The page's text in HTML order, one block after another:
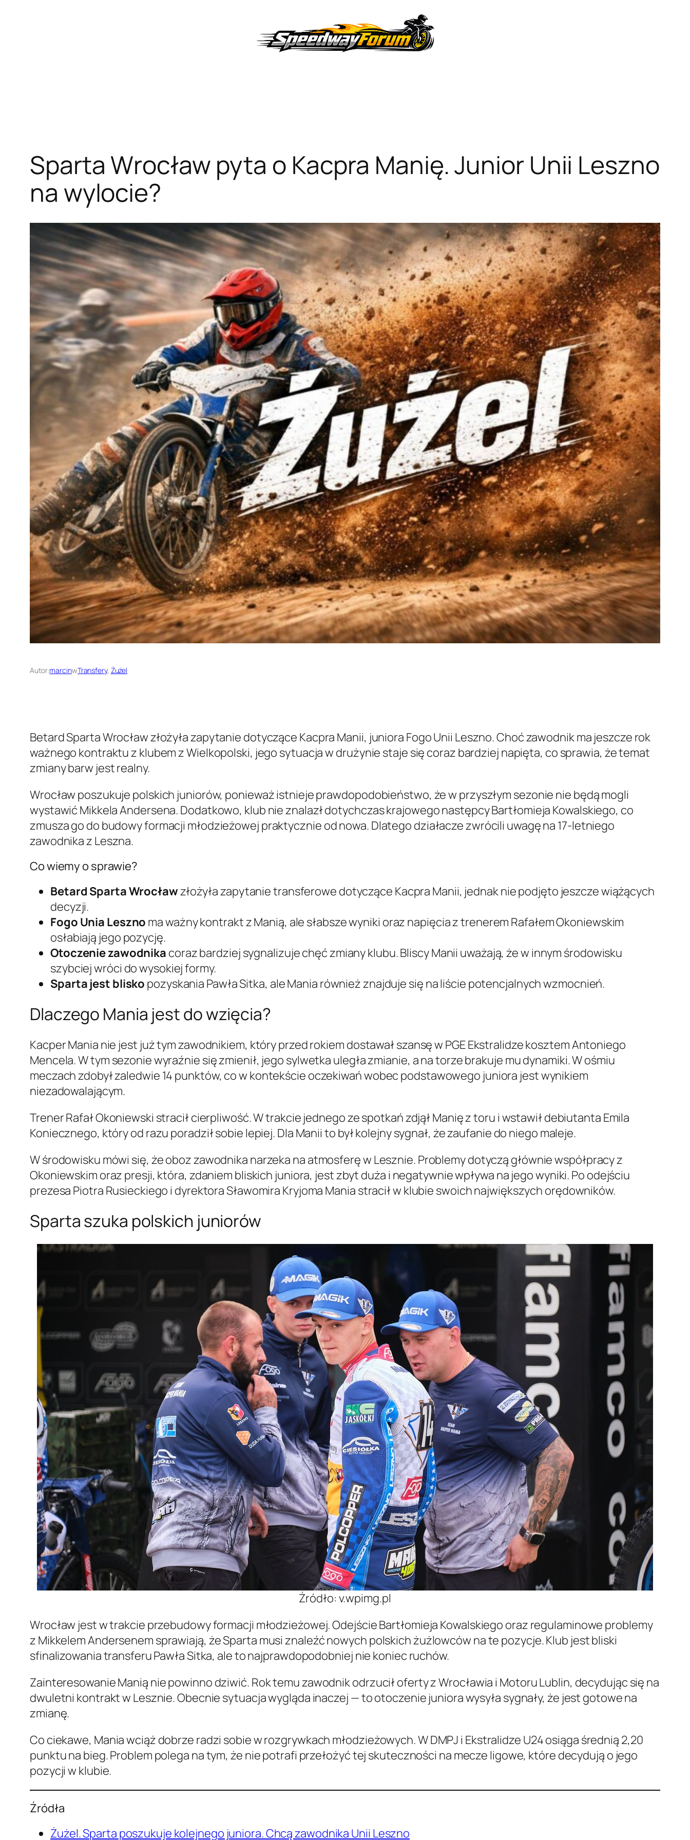
Sparta Wrocław pyta o Kacpra Manię. Junior Unii Leszno
na wylocie?
Autor:marcinwTransfery, Żużel
Betard Sparta Wrocław złożyła zapytanie dotyczące Kacpra Manii, juniora Fogo Unii Leszno. Choć zawodnik ma jeszcze rok
ważnego kontraktu z klubem z Wielkopolski, jego sytuacja w drużynie staje się coraz bardziej napięta, co sprawia, że temat
zmiany barw jest realny.
Wrocław poszukuje polskich juniorów, ponieważ istnieje prawdopodobieństwo, że w przyszłym sezonie nie będą mogli
wystawić Mikkela Andersena. Dodatkowo, klub nie znalazł dotychczas krajowego następcy Bartłomieja Kowalskiego, co
zmusza go do budowy formacji młodzieżowej praktycznie od nowa. Dlatego działacze zwrócili uwagę na 17-letniego
zawodnika z Leszna.
Co wiemy o sprawie?
Betard Sparta Wrocławzłożyła zapytanie transferowe dotyczące Kacpra Manii, jednak nie podjęto jeszcze wiążących
decyzji.
Fogo Unia Leszno ma ważny kontrakt z Manią, ale słabsze wyniki oraz napięcia z trenerem Rafałem Okoniewskim
osłabiają jego pozycję.
Otoczenie zawodnika coraz bardziej sygnalizuje chęć zmiany klubu. Bliscy Manii uważają, że w innym środowisku
szybciej wróci do wysokiej formy.
Sparta jest blisko pozyskania Pawła Sitka, ale Mania również znajduje się na liście potencjalnych wzmocnień.
Dlaczego Mania jest do wzięcia?
Kacper Mania nie jest już tym zawodnikiem, który przed rokiem dostawał szansę w PGE Ekstralidze kosztem Antoniego
Mencela. W tym sezonie wyraźnie się zmienił, jego sylwetka uległa zmianie, a na torze brakuje mu dynamiki. W ośmiu
meczach zdobył zaledwie 14 punktów, co w kontekście oczekiwań wobec podstawowego juniora jest wynikiem
niezadowalającym.
Trener Rafał Okoniewski stracił cierpliwość. W trakcie jednego ze spotkań zdjął Manię z toru i wstawił debiutanta Emila
Koniecznego, który od razu poradził sobie lepiej. Dla Manii to był kolejny sygnał, że zaufanie do niego maleje.
W środowisku mówi się, że oboz zawodnika narzeka na atmosferę w Lesznie. Problemy dotyczą głównie współpracy z
Okoniewskim oraz presji, która, zdaniem bliskich juniora, jest zbyt duża i negatywnie wpływa na jego wyniki. Po odejściu
prezesa Piotra Rusieckiego i dyrektora Sławomira Kryjoma Mania stracił w klubie swoich największych orędowników.
Sparta szuka polskich juniorów
Źródło: v.wpimg.pl
Wrocław jest w trakcie przebudowy formacji młodzieżowej. Odejście Bartłomieja Kowalskiego oraz regulaminowe problemy
z Mikkelem Andersenem sprawiają, że Sparta musi znaleźć nowych polskich żużlowców na te pozycje. Klub jest bliski
sfinalizowania transferu Pawła Sitka, ale to najprawdopodobniej nie koniec ruchów.
Zainteresowanie Manią nie powinno dziwić. Rok temu zawodnik odrzucił oferty z Wrocławia i Motoru Lublin, decydując się na
dwuletni kontrakt w Lesznie. Obecnie sytuacja wygląda inaczej — to otoczenie juniora wysyła sygnały, że jest gotowe na
zmianę.
Co ciekawe, Mania wciąż dobrze radzi sobie w rozgrywkach młodzieżowych. W DMPJ i Ekstralidze U24 osiąga średnią 2,20
punktu na bieg. Problem polega na tym, że nie potrafi przełożyć tej skuteczności na mecze ligowe, które decydują o jego
pozycji w klubie.
Źródła
Żużel. Sparta poszukuje kolejnego juniora. Chcą zawodnika Unii Leszno